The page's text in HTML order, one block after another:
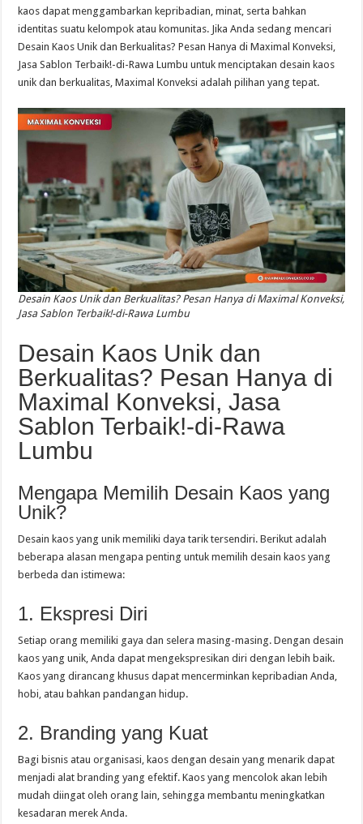
kaos dapat menggambarkan kepribadian, minat, serta bahkan
identitas suatu kelompok atau komunitas. Jika Anda sedang mencari
Desain Kaos Unik dan Berkualitas? Pesan Hanya di Maximal Konveksi,
Jasa Sablon Terbaik!-di-Rawa Lumbu untuk menciptakan desain kaos
unik dan berkualitas, Maximal Konveksi adalah pilihan yang tepat.
Desain Kaos Unik dan Berkualitas? Pesan Hanya di Maximal Konveksi,
Jasa Sablon Terbaik!-di-Rawa Lumbu
Desain Kaos Unik dan
Berkualitas? Pesan Hanya di
Maximal Konveksi, Jasa
Sablon Terbaik!-di-Rawa
Lumbu
Mengapa Memilih Desain Kaos yang
Unik?
Desain kaos yang unik memiliki daya tarik tersendiri. Berikut adalah
beberapa alasan mengapa penting untuk memilih desain kaos yang
berbeda dan istimewa:
1. Ekspresi Diri
Setiap orang memiliki gaya dan selera masing-masing. Dengan desain
kaos yang unik, Anda dapat mengekspresikan diri dengan lebih baik.
Kaos yang dirancang khusus dapat mencerminkan kepribadian Anda,
hobi, atau bahkan pandangan hidup.
2. Branding yang Kuat
Bagi bisnis atau organisasi, kaos dengan desain yang menarik dapat
menjadi alat branding yang efektif. Kaos yang mencolok akan lebih
mudah diingat oleh orang lain, sehingga membantu meningkatkan
kesadaran merek Anda.